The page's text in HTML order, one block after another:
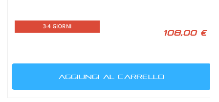
3-4 GIORNI
108,00 €
AGGIUNGI AL CARRELLO